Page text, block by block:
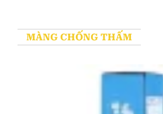
MÀNG CHỐNG THẤM